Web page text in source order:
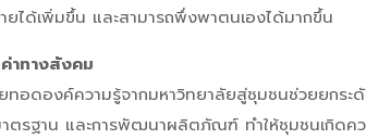
ยได้เพิ่มขึ้น และสามารถพึ่งพาตนเองได้มากขึ้น
าทางสังคม
ทอดองค์ความรู้จากมหาวิทยาลัยสู่ชุมชนช่วยยก
ตรฐาน และการพัฒนาผลิตภัณฑ์ ทำให้ชุมชนเกิดค